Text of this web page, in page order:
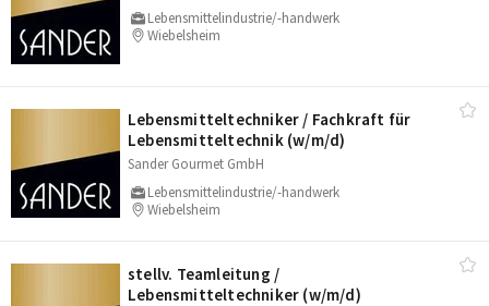
Lebensmittelindustrie/-handwerk
Wiebelsheim
Lebensmitteltechniker /​ Fachkraft für
Lebensmitteltechnik (w/​m/​d)
Sander Gourmet GmbH
Lebensmittelindustrie/-handwerk
Wiebelsheim
stellv. Teamleitung /​
Lebensmitteltechniker (w/​m/​d)